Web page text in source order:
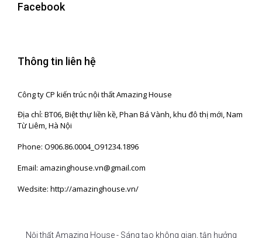
Facebook
Thông tin liên hệ
Công ty CP kiến trúc nội thất Amazing House
Địa chỉ: BT06, Biệt thự liền kề, Phan Bá Vành, khu đô thị mới, Nam
Từ Liêm, Hà Nội
Phone: O906.86.0004_O91234.1896
Email: amazinghouse.vn@gmail.com
Wedsite: http://amazinghouse.vn/
Nội thất Amazing House - Sáng tạo không gian, tận hưởng